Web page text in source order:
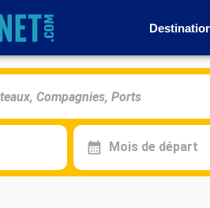
Mois de départ